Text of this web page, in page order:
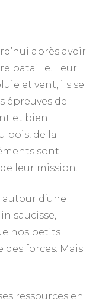
après avoir
bataille. Leur
et vent, ils se
épreuves de
et bien
bois, de la
sont
leur mission.
d’une
saucisse,
nos petits
forces. Mais
ressources en